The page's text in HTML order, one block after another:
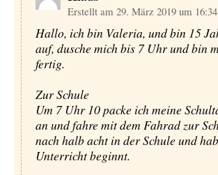
Erstellt am 29. März 2019 um 16:34
Hallo, ich bin Valeria, und bin 15
auf, dusche mich bis 7 Uhr und bin
fertig.
Zur Schule
Um 7 Uhr 10 packe ich meine
an und fahre mit dem Fahrad zur
nach halb acht in der Schule und
Unterricht beginnt.